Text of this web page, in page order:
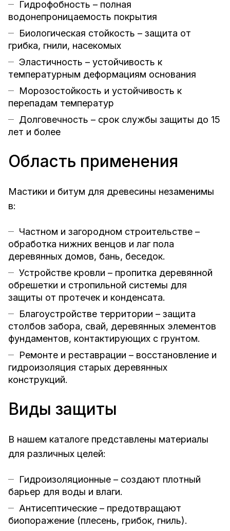
Гидрофобность – полная
водонепроницаемость покрытия
Биологическая стойкость – защита от
грибка, гнили, насекомых
Эластичность – устойчивость к
температурным деформациям основания
Морозостойкость и устойчивость к
перепадам температур
Долговечность – срок службы защиты до 15
лет и более
Область применения
Мастики и битум для древесины незаменимы
в:
Частном и загородном строительстве –
обработка нижних венцов и лаг пола
деревянных домов, бань, беседок.
Устройстве кровли – пропитка деревянной
обрешетки и стропильной системы для
защиты от протечек и конденсата.
Благоустройстве территории – защита
столбов забора, свай, деревянных элементов
фундаментов, контактирующих с грунтом.
Ремонте и реставрации – восстановление и
гидроизоляция старых деревянных
конструкций.
Виды защиты
В нашем каталоге представлены материалы
для различных целей:
Гидроизоляционные – создают плотный
барьер для воды и влаги.
Антисептические – предотвращают
биопоражение (плесень, грибок, гниль).